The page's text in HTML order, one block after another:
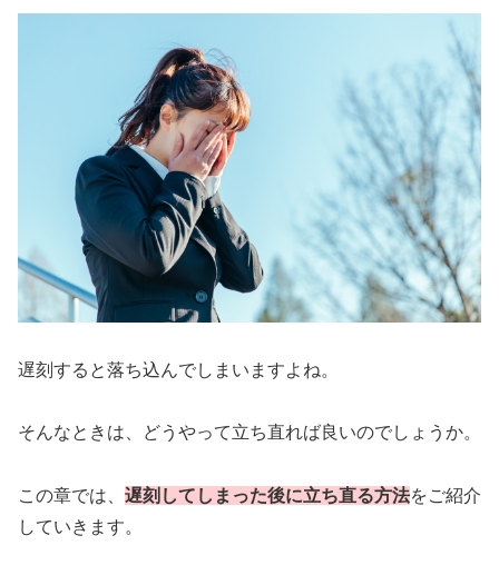
遅刻すると落ち込んでしまいますよね。
そんなときは、どうやって立ち直れば良いのでしょうか。
この章では、 遅刻してしまった後に立ち直る方法をご紹介
していきます。